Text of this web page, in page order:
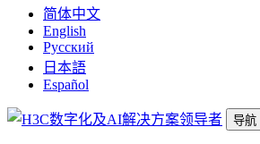
简体中文
English
Русский
日本語
Español
导航